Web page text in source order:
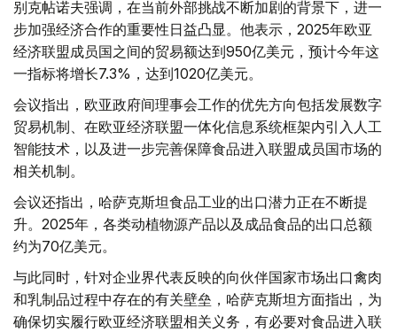
别克帖诺夫强调，在当前外部挑战不断加剧的背景下，进一
步加强经济合作的重要性日益凸显。他表示，2025年欧亚
经济联盟成员国之间的贸易额达到950亿美元，预计今年这
一指标将增长7.3%，达到1020亿美元。
会议指出，欧亚政府间理事会工作的优先方向包括发展数字
贸易机制、在欧亚经济联盟一体化信息系统框架内引入人工
智能技术，以及进一步完善保障食品进入联盟成员国市场的
相关机制。
会议还指出，哈萨克斯坦食品工业的出口潜力正在不断提
升。2025年，各类动植物源产品以及成品食品的出口总额
约为70亿美元。
与此同时，针对企业界代表反映的向伙伴国家市场出口禽肉
和乳制品过程中存在的有关壁垒，哈萨克斯坦方面指出，为
确保切实履行欧亚经济联盟相关义务，有必要对食品进入联